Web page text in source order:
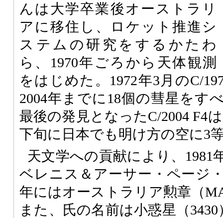
んは大学卒業後オーストラリ
アに移住し、ロケット推進シ
ステムの研究をするかたわ
ら、1970年ごろから天体観測
をはじめた。1972年3月のC/
2004年までに18個の彗星をす
最後の発見となったC/2004 F4
下旬に日本でも明け方の空に3
天文学への貢献により、1981
ベレニス＆アーサー・ページ
年にはオーストラリア勲章（
また、氏の名前は小惑星（